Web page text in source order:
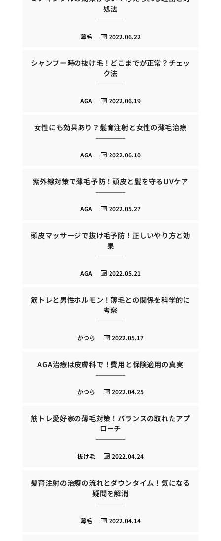
処法
2022.06.22
薄毛
シャンプー時の抜け毛！どこまでが正常？チェッ
ク法
2022.06.19
AGA
女性にも効果あり？髪育注射と女性の薄毛治療
2022.06.10
AGA
紫外線対策で薄毛予防！頭皮と髪を守るUVケア
2022.05.27
AGA
頭皮マッサージで抜け毛予防！正しいやり方と効
果
2022.05.21
AGA
筋トレと男性ホルモン！薄毛との関係を科学的に
考察
2022.05.17
かつら
AGA治療は皮膚科で！費用と保険適用の真実
2022.04.25
かつら
筋トレ愛好家の薄毛対策！バランスの取れたアプ
ローチ
2022.04.24
抜け毛
髪育注射の治療の流れとダウンタイム！気になる
疑問を解消
2022.04.14
薄毛